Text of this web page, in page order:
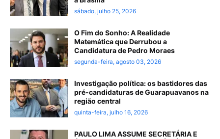
sábado, julho 25, 2026
O Fim do Sonho: A Realidade
Matemática que Derrubou a
Candidatura de Pedro Moraes
segunda-feira, agosto 03, 2026
Investigação política: os bastidores das
pré-candidaturas de Guarapuavanos na
região central
quinta-feira, julho 16, 2026
PAULO LIMA ASSUME SECRETÁRIA E